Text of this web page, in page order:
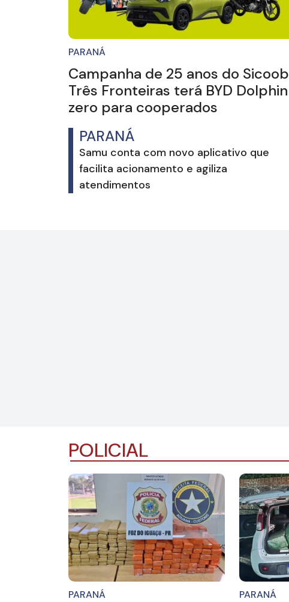
PARANÁ
Campanha de 25 anos do Sicoob
Três Fronteiras terá BYD Dolphin
zero para cooperados
PARANÁ
Samu conta com novo aplicativo que
facilita acionamento e agiliza
atendimentos
POLICIAL
PARANÁ PARANÁ